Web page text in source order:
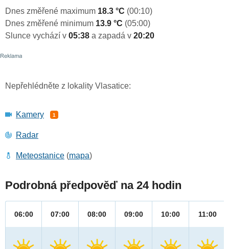
Dnes změřené maximum 18.3 °C (00:10)
Dnes změřené minimum 13.9 °C (05:00)
Slunce vychází v 05:38 a zapadá v 20:20
Nepřehlédněte z lokality Vlasatice:
Kamery 1
Radar
Meteostanice (mapa)
Podrobná předpověď na 24 hodin
06:00 07:00 08:00 09:00 10:00 11:00